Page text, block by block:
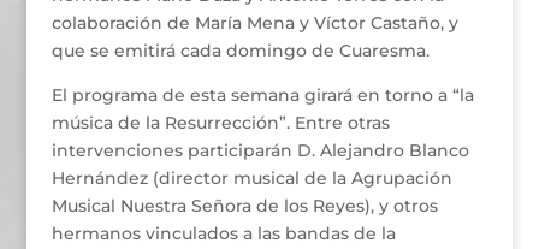
colaboración de María Mena y Víctor Castaño, y
que se emitirá cada domingo de Cuaresma.
El programa de esta semana girará en torno a “la
música de la Resurrección”. Entre otras
intervenciones participarán D. Alejandro Blanco
Hernández (director musical de la Agrupación
Musical Nuestra Señora de los Reyes), y otros
hermanos vinculados a las bandas de la